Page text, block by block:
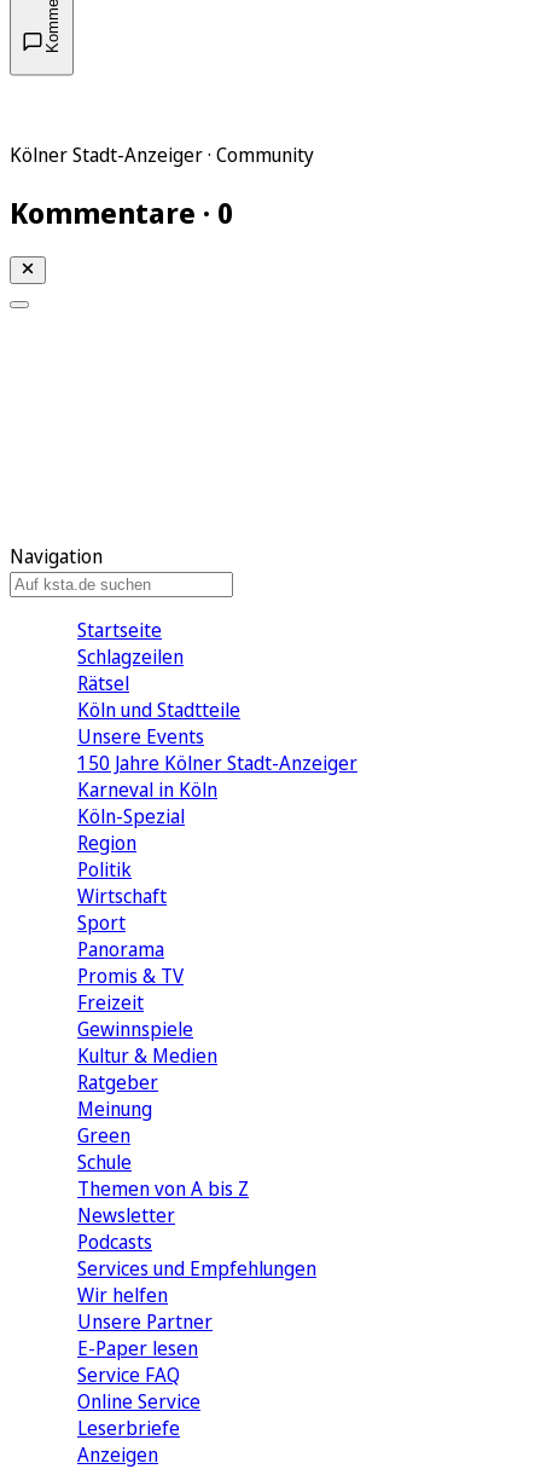
Kölner Stadt-Anzeiger · Community
Kommentare · 0
Navigation
Startseite
Schlagzeilen
Rätsel
Köln und Stadtteile
Unsere Events
150 Jahre Kölner Stadt-Anzeiger
Karneval in Köln
Köln-Spezial
Region
Politik
Wirtschaft
Sport
Panorama
Promis & TV
Freizeit
Gewinnspiele
Kultur & Medien
Ratgeber
Meinung
Green
Schule
Themen von A bis Z
Newsletter
Podcasts
Services und Empfehlungen
Wir helfen
Unsere Partner
E-Paper lesen
Service FAQ
Online Service
Leserbriefe
Anzeigen